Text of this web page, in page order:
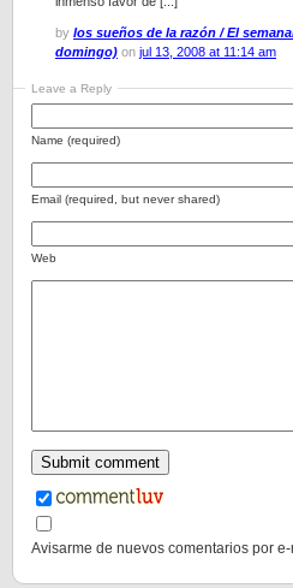
by los sueños de la razón / El
domingo) on jul 13, 2008 at 11:14 am
Leave a Reply
Name (required)
Email (required, but never shared)
Web
Avisarme de nuevos comentarios por e-